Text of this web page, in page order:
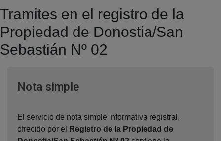
Tramites en el registro de la
Propiedad de Donostia/San
Sebastián Nº 02
Nota simpleVentana nueva
El servicio de nota simple informativa registral,
ofrecido por el
Registro de la Propiedad de